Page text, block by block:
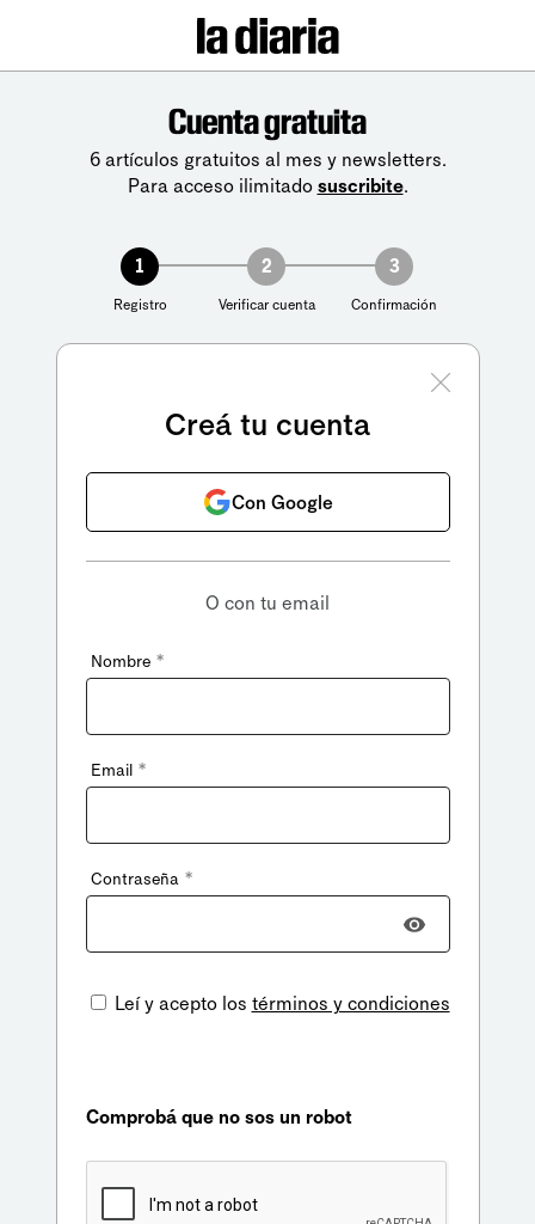
Cuenta gratuita
6 artículos gratuitos al mes y newsletters.
Para acceso ilimitado suscribite.
1
Registro
2
Verificar cuenta
3
Confirmación
Creá tu cuenta
Con Google
O con tu email
Nombre *
Email *
Contraseña *
Leí y acepto los términos y condiciones
Comprobá que no sos un robot